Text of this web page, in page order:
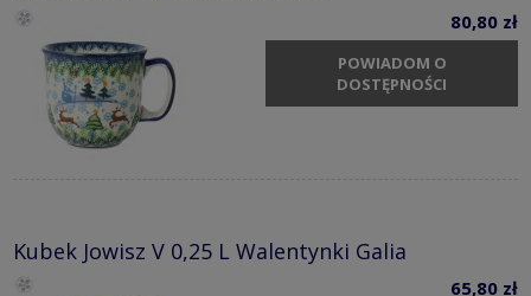
80,80 zł
POWIADOM O
DOSTĘPNOŚCI
Kubek Jowisz V 0,25 L Walentynki Galia
65,80 zł